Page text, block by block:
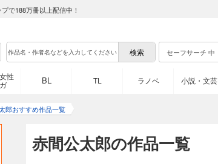
で188万冊以上配信中！
セーフサーチ 中
性
BL TL ラノベ 小説・文芸
郎おすすめ作品一覧
赤間公太郎の作品一覧